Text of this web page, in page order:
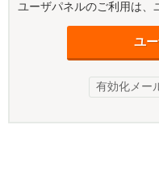
ユーザパネルのご利用は、
ユ
有効化メー